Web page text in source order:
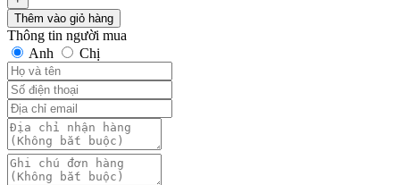
Thêm vào giỏ hàng
Thông tin người mua
Anh
Chị